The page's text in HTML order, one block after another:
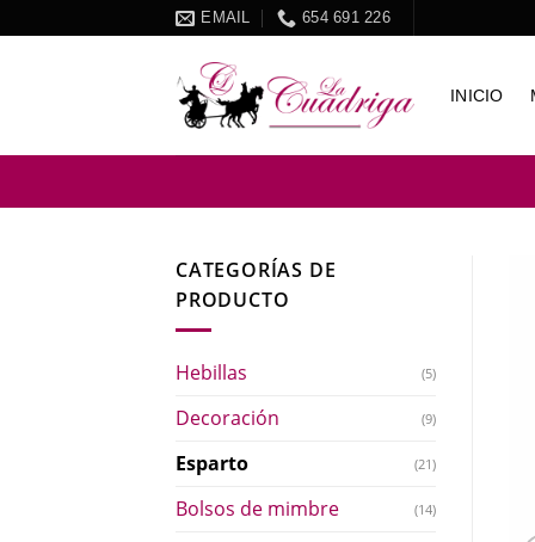
to
EMAIL 654 691 226
INICIO
CATEGORÍAS DE
PRODUCTO
Hebillas (5)
Decoración (9)
Esparto (21)
Bolsos de mimbre (14)